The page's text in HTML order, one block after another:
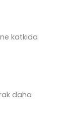
katkıda
daha